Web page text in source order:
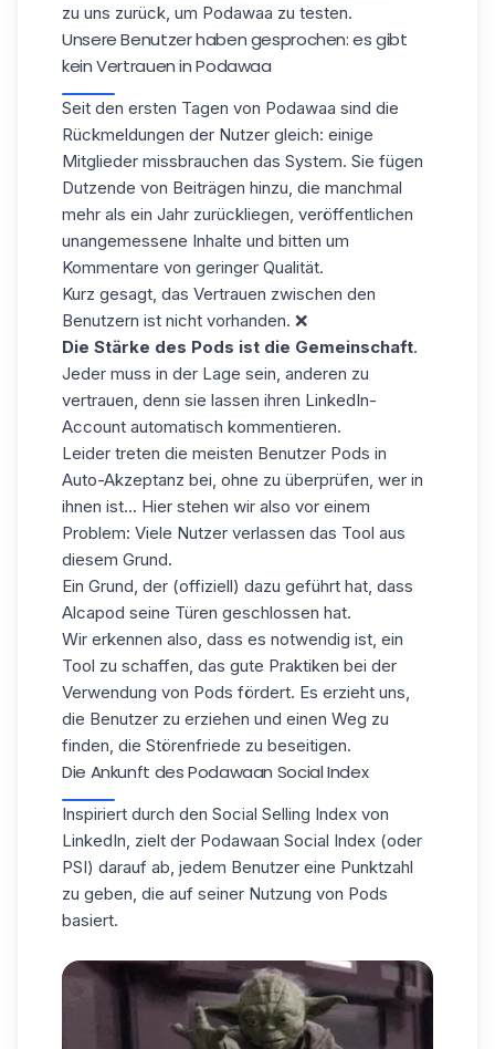
zu uns zurück, um Podawaa zu testen.
Unsere Benutzer haben gesprochen: es gibt
kein Vertrauen in Podawaa
Seit den ersten Tagen von Podawaa sind die
Rückmeldungen der Nutzer gleich: einige
Mitglieder missbrauchen das System. Sie fügen
Dutzende von Beiträgen hinzu, die manchmal
mehr als ein Jahr zurückliegen, veröffentlichen
unangemessene Inhalte und bitten um
Kommentare von geringer Qualität.
Kurz gesagt, das Vertrauen zwischen den
Benutzern ist nicht vorhanden. ❌
Die Stärke des Pods ist die Gemeinschaft.
Jeder muss in der Lage sein, anderen zu
vertrauen, denn sie lassen ihren LinkedIn-
Account automatisch kommentieren.
Leider treten die meisten Benutzer Pods in
Auto-Akzeptanz bei, ohne zu überprüfen, wer in
ihnen ist... Hier stehen wir also vor einem
Problem: Viele Nutzer verlassen das Tool aus
diesem Grund.
Ein Grund, der (offiziell) dazu geführt hat, dass
Alcapod seine Türen geschlossen hat.
Wir erkennen also, dass es notwendig ist, ein
Tool zu schaffen, das gute Praktiken bei der
Verwendung von Pods fördert. Es erzieht uns,
die Benutzer zu erziehen und einen Weg zu
finden, die Störenfriede zu beseitigen.
Die Ankunft des Podawaan Social Index
Inspiriert durch den Social Selling Index von
LinkedIn, zielt der Podawaan Social Index (oder
PSI) darauf ab, jedem Benutzer eine Punktzahl
zu geben, die auf seiner Nutzung von Pods
basiert.